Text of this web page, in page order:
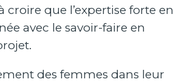
que l’expertise forte en
avec le savoir-faire en
des femmes dans leur